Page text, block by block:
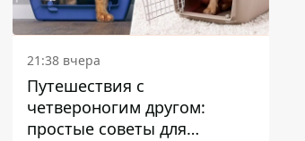
21:38 вчера
Путешествия с
четвероногим другом:
простые советы для